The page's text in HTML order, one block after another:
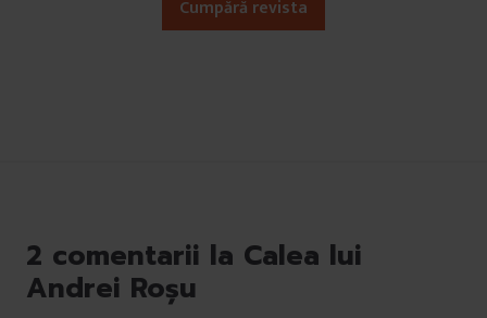
Cumpără revista
2 comentarii la Calea lui
Andrei Roșu